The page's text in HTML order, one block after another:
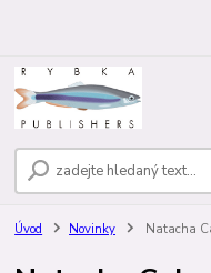
Úvod Novinky Natacha